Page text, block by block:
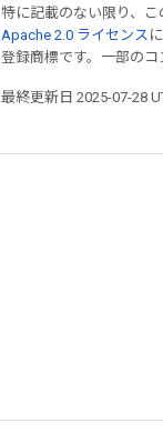
特に記載のない限り、
Apache 2.0 ライセンス
登録商標です。一部のコ
最終更新日 2025-07-28